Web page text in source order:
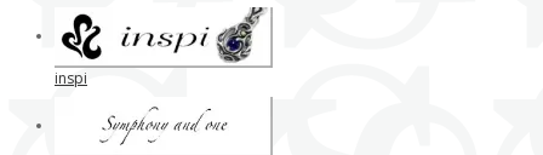
inspi